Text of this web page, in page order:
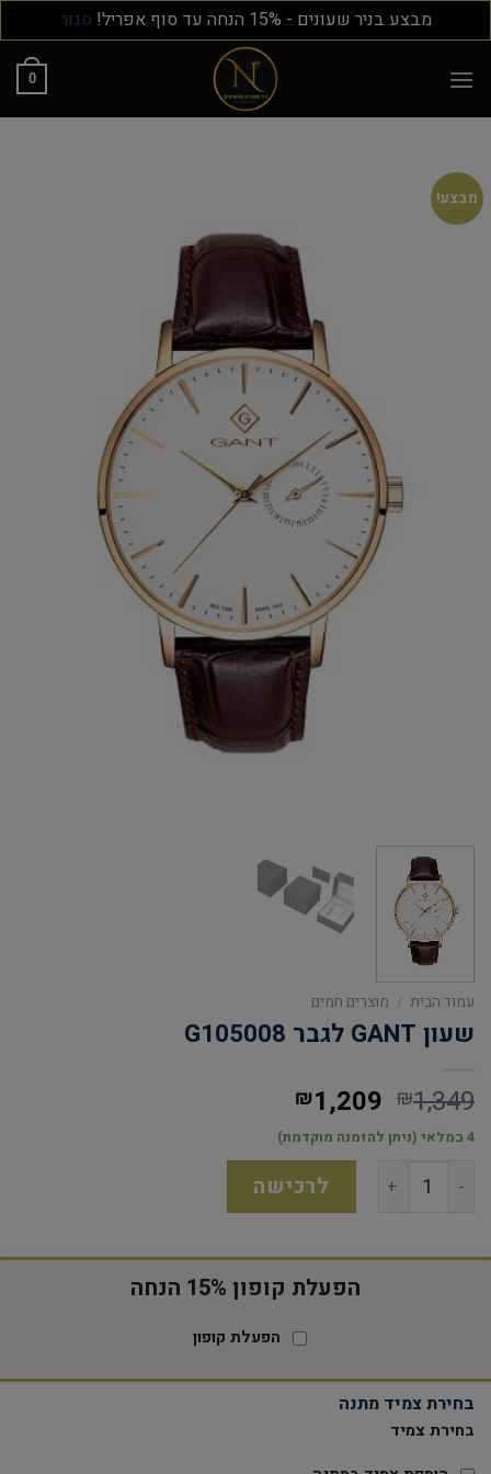
מבצע בניר שעונים - 15% הנחה עד סוף אפריל! סגור
0
מבצע!
עמוד הבית / מוצרים חמים
שעון GANT לגבר G105008
₪1,349
₪1,209
4 במלאי (ניתן להזמנה מוקדמת)
לרכישה
הפעלת קופון 15% הנחה
הפעלת קופון
בחירת צמיד מתנה
בחירת צמיד